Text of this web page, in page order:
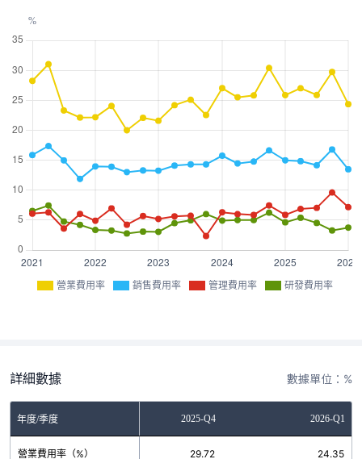
營業費用率 銷售費用率 管理費用率 研發費用率
詳細數據 數據單位：%
年度/季度2025-Q3 2025-Q4 2026-Q1
營業費用率（%）
25.88 29.72 24.35